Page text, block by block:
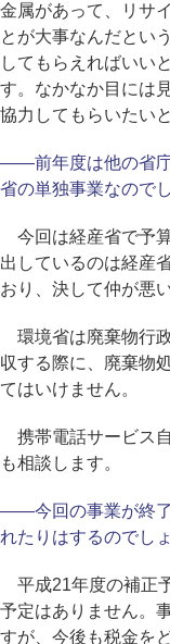
金属があって、リサ
とが大事なんだとい
してもらえればいい
す。なかなか目には
協力してもらいたい
――前年度は他の省庁
省の単独事業なので
今回は経産省で予
出しているのは経産
おり、決して仲が悪
環境省は廃棄物行
収する際に、廃棄物
てはいけません。
携帯電話サービス
も相談します。
――今回の事業が終了
れたりはするのでし
平成21年度の補正
予定はありません。
すが、今後も税金を